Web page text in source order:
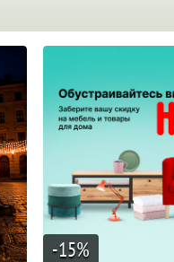
-15%